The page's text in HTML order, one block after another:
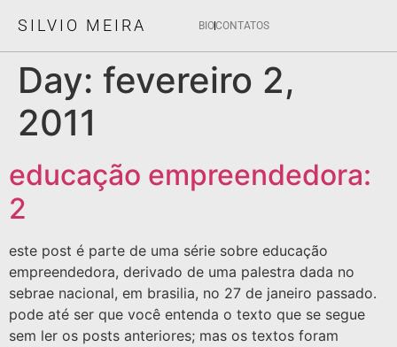
SILVIO MEIRA BIOCONTATOS
Day: fevereiro 2,
2011
educação empreendedora:
2
este post é parte de uma série sobre educação
empreendedora, derivado de uma palestra dada no
sebrae nacional, em brasilia, no 27 de janeiro passado.
pode até ser que você entenda o texto que se segue
sem ler os posts anteriores; mas os textos foram